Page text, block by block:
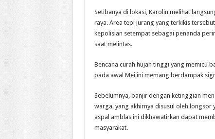
Setibanya di lokasi, Karolin melihat
raya. Area tepi jurang yang terkikis
kepolisian setempat sebagai penanda
saat melintas.
Bencana curah hujan tinggi yang memicu
pada awal Mei ini memang berdampak
Sebelumnya, banjir dengan ketinggian
warga, yang akhirnya disusul oleh longsor
aspal amblas ini dikhawatirkan dapat
masyarakat.